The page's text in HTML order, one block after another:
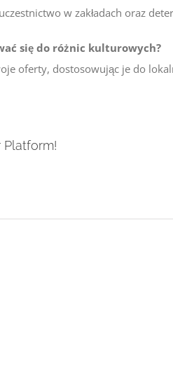
w zakładach oraz
się do różnic kulturowych?
oferty, dostosowując je do
Platform!